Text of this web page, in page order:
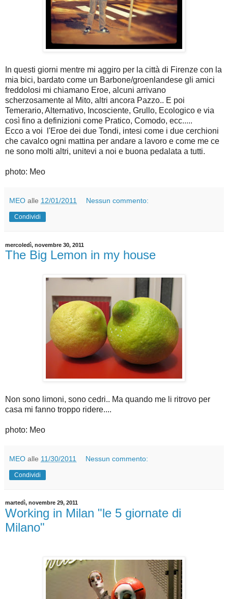
In questi giorni mentre mi aggiro per la città di Firenze con la
mia bici, bardato come un Barbone/groenlandese gli amici
freddolosi mi chiamano Eroe, alcuni arrivano
scherzosamente al Mito, altri ancora Pazzo.. E poi
Temerario, Alternativo, Incosciente, Grullo, Ecologico e via
così fino a definizioni come Pratico, Comodo, ecc.....
Ecco a voi l'Eroe dei due Tondi, intesi come i due cerchioni
che cavalco ogni mattina per andare a lavoro e come me ce
ne sono molti altri, unitevi a noi e buona pedalata a tutti.
photo: Meo
MEO alle 12/01/2011 Nessun commento:
Condividi
mercoledì, novembre 30, 2011
The Big Lemon in my house
Non sono limoni, sono cedri.. Ma quando me li ritrovo per
casa mi fanno troppo ridere....
photo: Meo
MEO alle 11/30/2011 Nessun commento:
Condividi
martedì, novembre 29, 2011
Working in Milan "le 5 giornate di
Milano"